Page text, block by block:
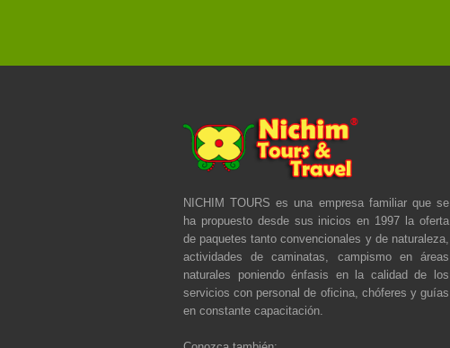
NICHIM TOURS es una empresa familiar que se
ha propuesto desde sus inicios en 1997 la oferta
de paquetes tanto convencionales y de naturaleza,
actividades de caminatas, campismo en áreas
naturales poniendo énfasis en la calidad de los
servicios con personal de oficina, chóferes y guías
en constante capacitación.